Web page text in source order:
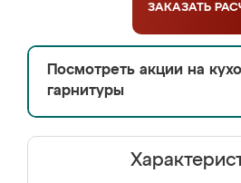
ЗАКАЗАТЬ
Посмотреть акции на
гарнитуры